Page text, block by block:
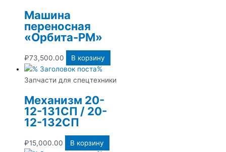
Машина
переносная
«Орбита-РМ»
₽73,500.00 В корзину
Запчасти для спецтехники
Механизм 20-
12-131СП / 20-
12-132СП
₽15,000.00 В корзину